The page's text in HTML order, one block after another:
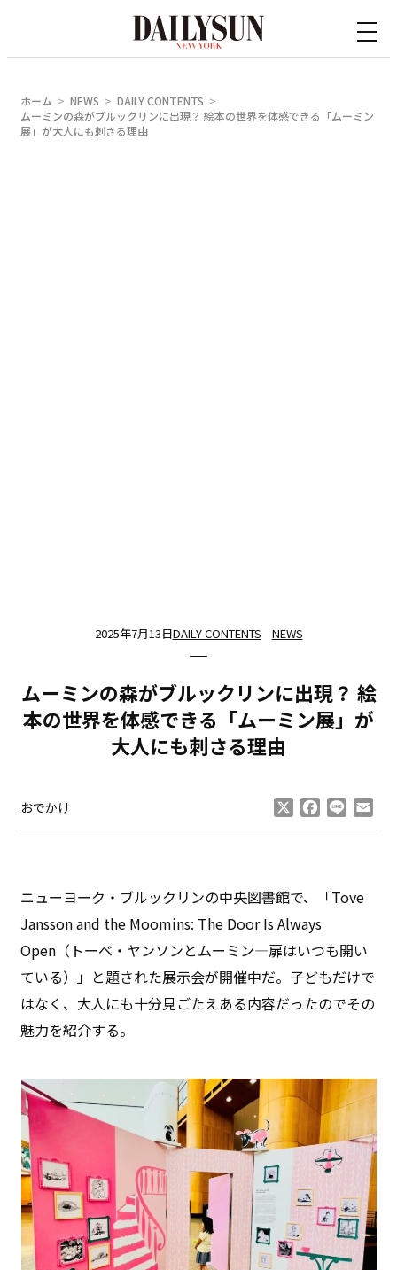
ホーム NEWS
DAILY CONTENTS
ムーミンの森がブルックリンに出現？ 絵本の世界を体感できる「ムーミン
展」が大人にも刺さる理由
2025年7月13日DAILY CONTENTS NEWS
ムーミンの森がブルックリンに出現？ 絵
本の世界を体感できる「ムーミン展」が
大人にも刺さる理由
おでかけ Facebook
Line
ニューヨーク・ブルックリンの中央図書館で、「Tove
Jansson and the Moomins: The Door Is Always
Open（トーベ・ヤンソンとムーミン—扉はいつも開い
ている）」と題された展示会が開催中だ。子どもだけで
はなく、大人にも十分見ごたえある内容だったのでその
魅力を紹介する。